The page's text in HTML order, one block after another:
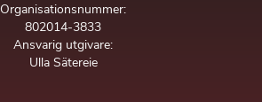
Organisationsnummer:
802014-3833
Ansvarig utgivare:
Ulla Sätereie